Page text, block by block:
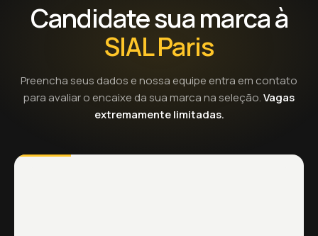
Candidate sua marca à
SIAL Paris
Preencha seus dados e nossa equipe entra em contato
para avaliar o encaixe da sua marca na seleção.Vagas
extremamente limitadas.